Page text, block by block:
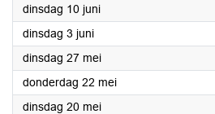
dinsdag 10 juni2025
dinsdag 3 juni2025
dinsdag 27 mei2025
donderdag 22 mei2025
dinsdag 20 mei2025